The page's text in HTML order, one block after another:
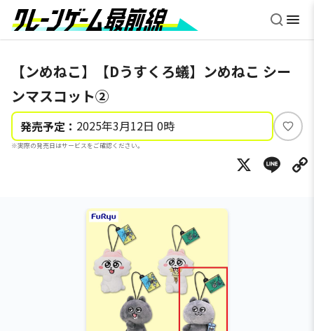
【ンめねこ】【Dうすくろ蟻】ンめねこ シー
ンマスコット②
発売予定： 2025年3月12日 0時
※実際の発売日はサービスをご確認ください。
い
ね
X